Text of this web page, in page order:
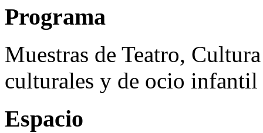
Programa
Muestras de Teatro,
culturales y de ocio infantil
Espacio